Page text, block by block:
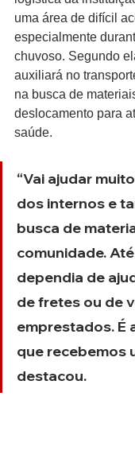
uma área de difícil
especialmente
chuvoso. Segundo
auxiliará no
na busca de
deslocamento para
saúde.
“Vai ajudar
dos internos e
busca de
comunidade.
dependia de
de fretes ou de
emprestados. É
que recebemos
destacou.